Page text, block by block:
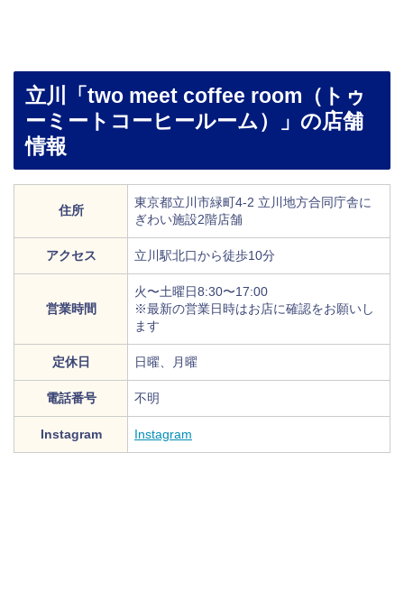
立川「two meet coffee room（トゥ
ーミートコーヒールーム）」の店舗
情報
住所
東京都立川市緑町4-2 立川地方合同庁舎に
ぎわい施設2階店舗
アクセス 立川駅北口から徒歩10分
営業時間
火〜土曜日8:30〜17:00
※最新の営業日時はお店に確認をお願いし
ます
定休日 日曜、月曜
電話番号 不明
Instagram Instagram